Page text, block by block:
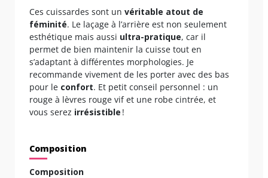
Ces cuissardes sont un véritable atout de
féminité. Le laçage à l’arrière est non seulement
esthétique mais aussi ultra-pratique, car il
permet de bien maintenir la cuisse tout en
s’adaptant à différentes morphologies. Je
recommande vivement de les porter avec des bas
pour le confort. Et petit conseil personnel : un
rouge à lèvres rouge vif et une robe cintrée, et
vous serez irrésistible !
Composition
Composition